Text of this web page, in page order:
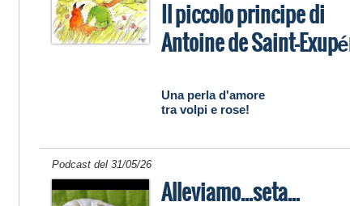
Il piccolo principe di
Antoine de Saint-
Una perla d'amore
tra volpi e rose!
Podcast del 31/05/26
Alleviamo...seta...